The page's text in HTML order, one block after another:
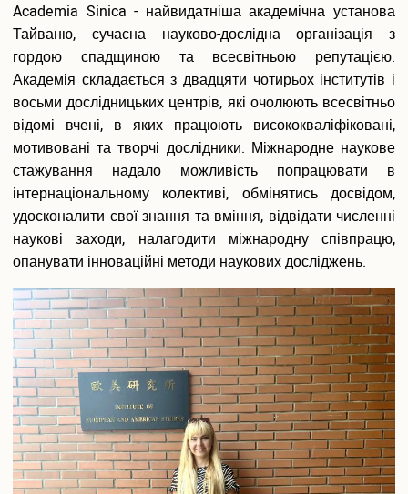
Academia Sinica - найвидатніша академічна установа
Тайваню, сучасна науково-дослідна організація з
гордою спадщиною та всесвітньою репутацією.
Академія складається з двадцяти чотирьох інститутів і
восьми дослідницьких центрів, які очолюють всесвітньо
відомі вчені, в яких працюють висококваліфіковані,
мотивовані та творчі дослідники. Міжнародне наукове
стажування надало можливість попрацювати в
інтернаціональному колективі, обмінятись досвідом,
удосконалити свої знання та вміння, відвідати численні
наукові заходи, налагодити міжнародну співпрацю,
опанувати інноваційні методи наукових досліджень.